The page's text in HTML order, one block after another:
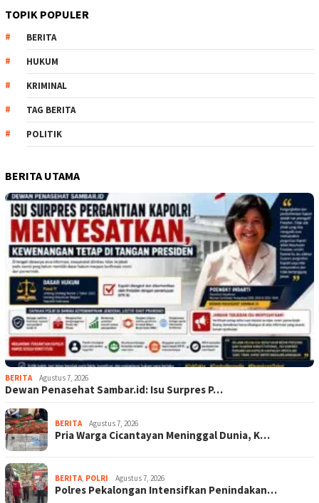
TOPIK POPULER
BERITA
HUKUM
KRIMINAL
TAG BERITA
POLITIK
BERITA UTAMA
BERITA Agustus 7, 2026
Dewan Penasehat Sambar.id: Isu Surpres P…
BERITA Agustus 7, 2026
Pria Warga Cicantayan Meninggal Dunia, K…
BERITA, POLRI Agustus 7, 2026
Polres Pekalongan Intensifkan Penindakan…